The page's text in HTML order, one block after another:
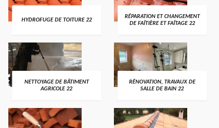
HYDROFUGE DE TOITURE 22
RÉPARATION ET CHANGEMENT
DE FAÎTIÈRE ET FAÎTAGE 22
NETTOYAGE DE BÂTIMENT
AGRICOLE 22
RÉNOVATION, TRAVAUX DE
SALLE DE BAIN 22